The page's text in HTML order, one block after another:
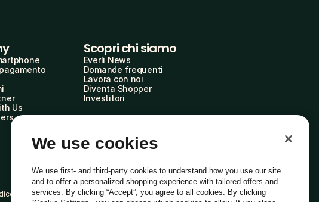
Us
Scopri chi siamo
Everli News
Domande frequenti
Lavora con noi
Diventa Shopper
Investitori
Etico
We use cookies
We use first- and third-party cookies to understand how you use our site
and to offer a personalized shopping experience with tailored offers and
services. By clicking “Accept”, you agree to all cookies. By clicking